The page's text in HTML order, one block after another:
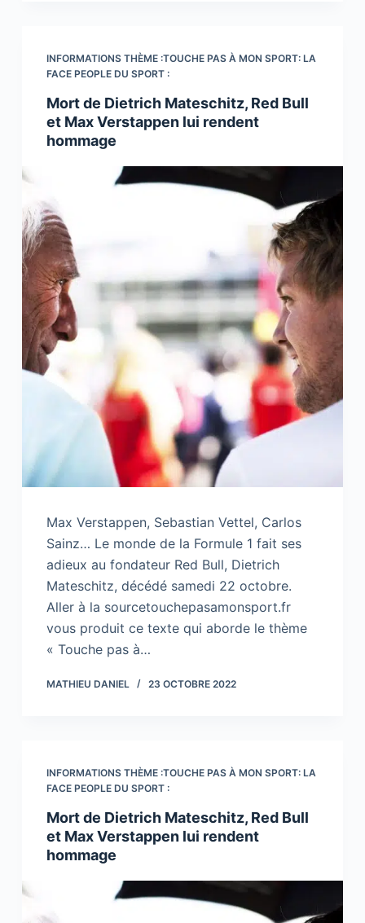
INFORMATIONS THÈME :TOUCHE PAS À MON SPORT: LA
FACE PEOPLE DU SPORT :
Mort de Dietrich Mateschitz, Red Bull
et Max Verstappen lui rendent
hommage
Max Verstappen, Sebastian Vettel, Carlos
Sainz… Le monde de la Formule 1 fait ses
adieux au fondateur Red Bull, Dietrich
Mateschitz, décédé samedi 22 octobre.
Aller à la sourcetouchepasamonsport.fr
vous produit ce texte qui aborde le thème
« Touche pas à…
MATHIEU DANIEL 23 OCTOBRE 2022
INFORMATIONS THÈME :TOUCHE PAS À MON SPORT: LA
FACE PEOPLE DU SPORT :
Mort de Dietrich Mateschitz, Red Bull
et Max Verstappen lui rendent
hommage